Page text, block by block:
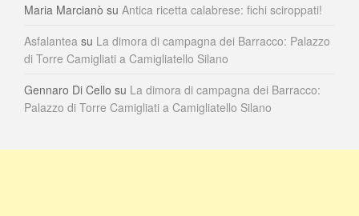
Maria Marcianò su Antica ricetta calabrese: fichi sciroppati!
Asfalantea su La dimora di campagna dei Barracco: Palazzo
di Torre Camigliati a Camigliatello Silano
Gennaro Di Cello su La dimora di campagna dei Barracco:
Palazzo di Torre Camigliati a Camigliatello Silano